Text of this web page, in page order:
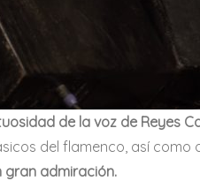
de la voz de Reyes
del flamenco, así
admiración.